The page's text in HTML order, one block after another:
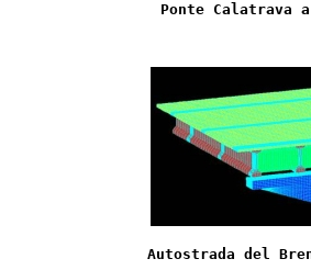
Ponte Calatrava
Autostrada del